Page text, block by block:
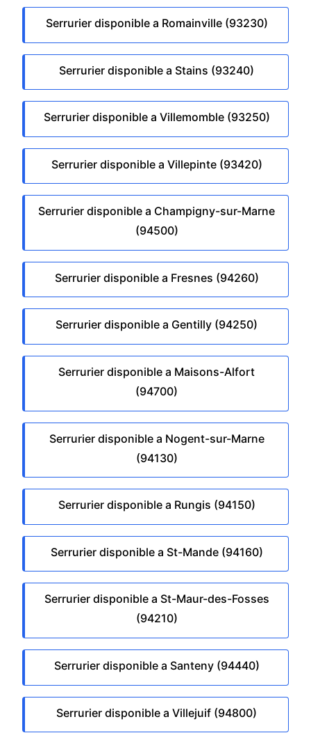
Serrurier disponible a Romainville (93230)
Serrurier disponible a Stains (93240)
Serrurier disponible a Villemomble (93250)
Serrurier disponible a Villepinte (93420)
Serrurier disponible a Champigny-sur-Marne
(94500)
Serrurier disponible a Fresnes (94260)
Serrurier disponible a Gentilly (94250)
Serrurier disponible a Maisons-Alfort
(94700)
Serrurier disponible a Nogent-sur-Marne
(94130)
Serrurier disponible a Rungis (94150)
Serrurier disponible a St-Mande (94160)
Serrurier disponible a St-Maur-des-Fosses
(94210)
Serrurier disponible a Santeny (94440)
Serrurier disponible a Villejuif (94800)